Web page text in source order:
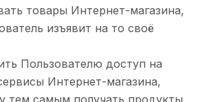
товары Интернет-магазина,
изъявит на то своё
Пользователю доступ на
Интернет-магазина,
тем самым получать продукты,